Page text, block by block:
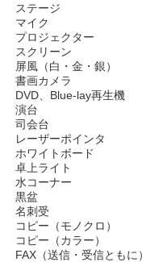
ステージ
マイク
プロジェクター
スクリーン
屏風（白・金・銀）
書画カメラ
DVD、Blue-lay再生機
演台
司会台
レーザーポインタ
ホワイトボード
卓上ライト
水コーナー
黒盆
名刺受
コピー（モノクロ）
コピー（カラー）
FAX（送信・受信ともに）